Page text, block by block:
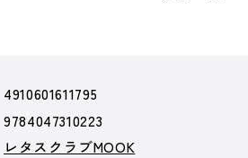
4910601611795
9784047310223
レタスクラブMOOK